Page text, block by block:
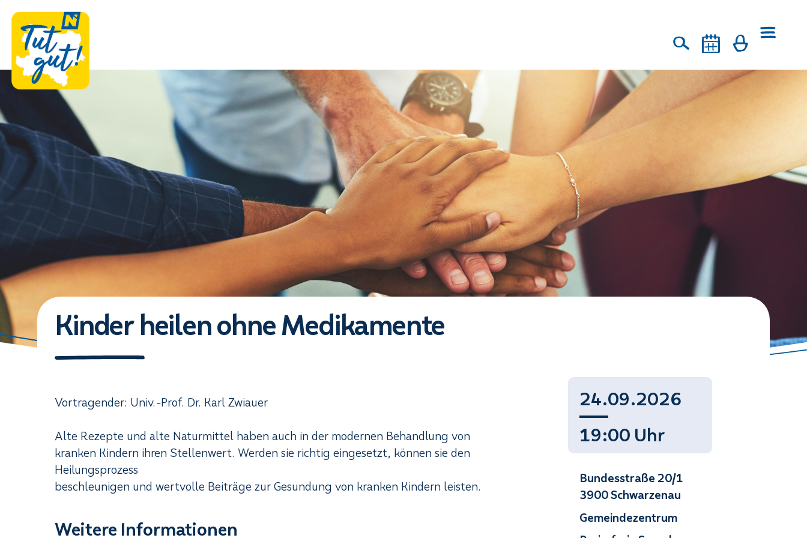
Kinder heilen ohne Medikamente
Vortragender: Univ.-Prof. Dr. Karl Zwiauer
Alte Rezepte und alte Naturmittel haben auch in der modernen Behandlung von
kranken Kindern ihren Stellenwert. Werden sie richtig eingesetzt, können sie den
Heilungsprozess
beschleunigen und wertvolle Beiträge zur Gesundung von kranken Kindern leisten.
Weitere Informationen
24.09.2026
19:00 Uhr
Bundesstraße 20/1
3900 Schwarzenau
Gemeindezentrum